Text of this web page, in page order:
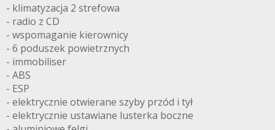
- klimatyzacja 2 strefowa
- radio z CD
- wspomaganie kierownicy
- 6 poduszek powietrznych
- immobiliser
- ABS
- ESP
- elektrycznie otwierane szyby przód i tył
- elektrycznie ustawiane lusterka boczne